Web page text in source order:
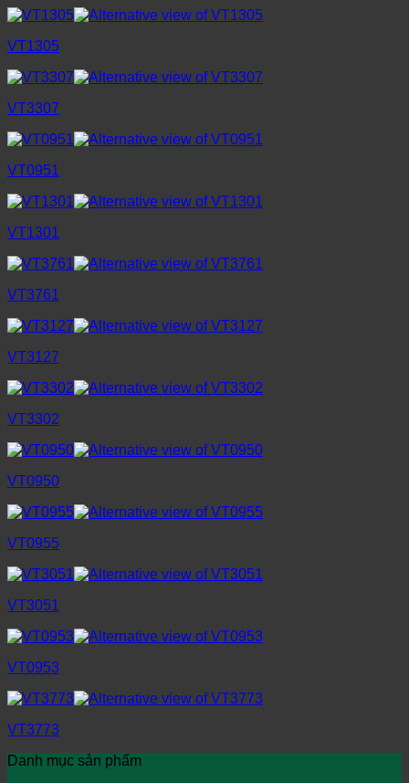
VT1305
VT3307
VT0951
VT1301
VT3761
VT3127
VT3302
VT0950
VT0955
VT3051
VT0953
VT3773
Danh mục sản phẩm